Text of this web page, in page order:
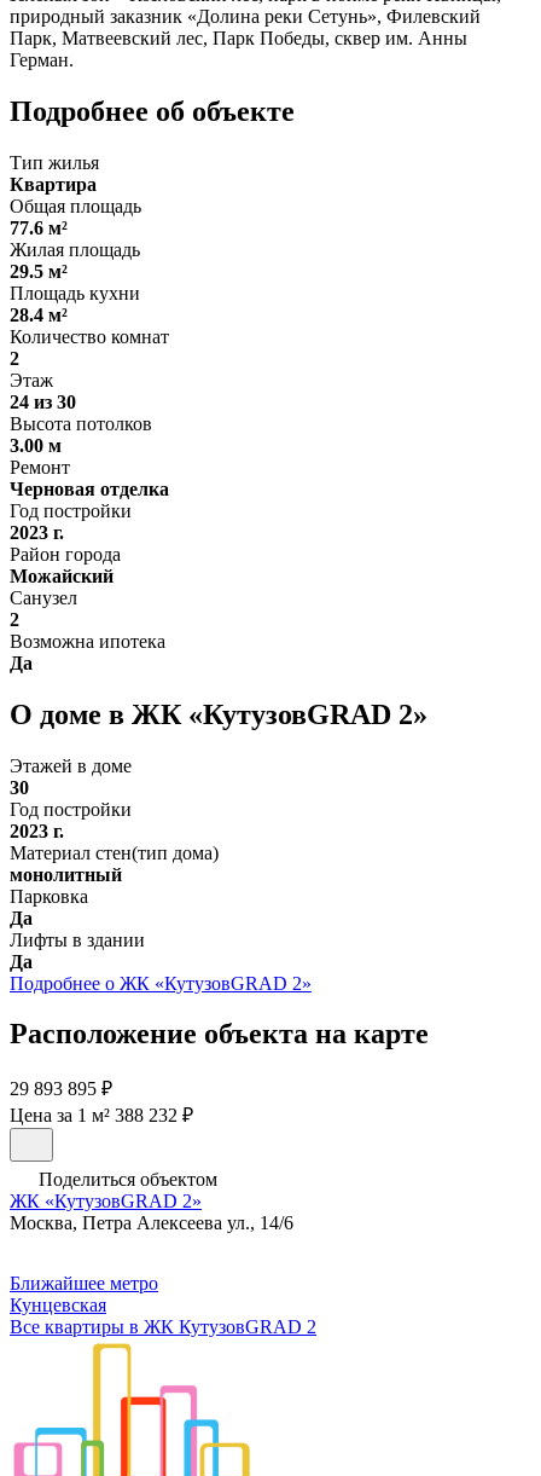
природный заказник «Долина реки Сетунь», Филевский
Парк, Матвеевский лес, Парк Победы, сквер им. Анны
Герман.
Подробнее об объекте
Тип жилья
Квартира
Общая площадь
77.6 м²
Жилая площадь
29.5 м²
Площадь кухни
28.4 м²
Количество комнат
2
Этаж
24 из 30
Высота потолков
3.00 м
Ремонт
Черновая отделка
Год постройки
2023 г.
Район города
Можайский
Санузел
2
Возможна ипотека
Да
О доме в ЖК «КутузовGRAD 2»
Этажей в доме
30
Год постройки
2023 г.
Материал стен(тип дома)
монолитный
Парковка
Да
Лифты в здании
Да
Подробнее о ЖК «КутузовGRAD 2»
Расположение объекта на карте
29 893 895 ₽
Цена за 1 м² 388 232 ₽
Поделиться объектом
ЖК «КутузовGRAD 2»
Москва, Петра Алексеева ул., 14/6
Ближайшее метро
Кунцевская
Все квартиры в ЖК КутузовGRAD 2